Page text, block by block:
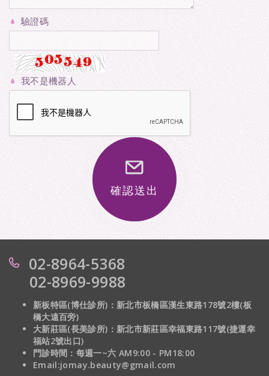
驗證碼
我不是機器人
確認送出
02-8964-5368
02-8969-9988
新板特區(博仕診所)：新北市板橋區漢生東路178號2樓(板
橋大遠百旁)
大新莊區(長美診所)： 新北市新莊區幸福東路117號(捷運幸
福站2號出口)
門診時間：每週一~六 AM9:00 - PM18:00
Email:jomay.beauty@gmail.com